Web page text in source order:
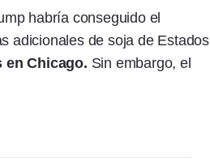
habría conseguido el
adicionales de soja de Estados
Chicago. Sin embargo, el